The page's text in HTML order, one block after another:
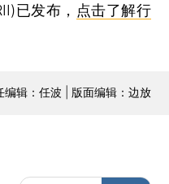
已发布， 点击了解行
编辑：任波 | 版面编辑：边放